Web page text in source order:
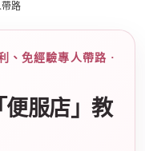
›
帶路
、免經驗專人帶路 ·
便服店」教